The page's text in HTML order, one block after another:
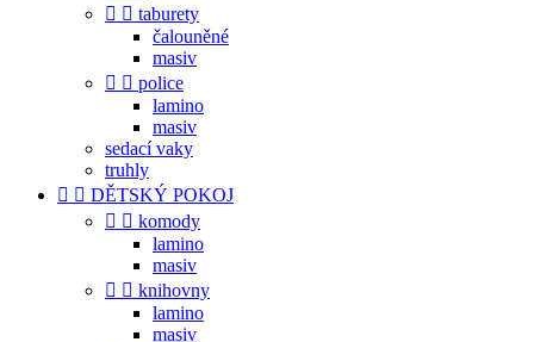
  taburety
čalouněné
masiv
  police
lamino
masiv
sedací vaky
truhly
  DĚTSKÝ POKOJ
  komody
lamino
masiv
  knihovny
lamino
masiv